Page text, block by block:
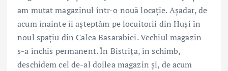
am mutat magazinul într-o nouă locație. Așadar, de
acum înainte îi așteptăm pe locuitorii din Huși în
noul spațiu din Calea Basarabiei. Vechiul magazin
s-a închis permanent. În Bistrița, în schimb,
deschidem cel de-al doilea magazin și, de acum